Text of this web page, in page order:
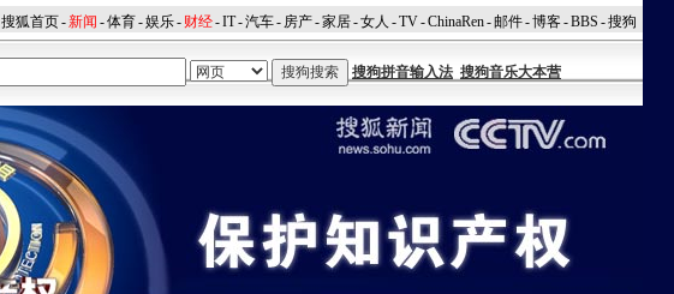
搜狐首页-新闻 -体育-娱乐- 财经-IT-汽车- 房产-家居-女人 -TV-ChinaRen-邮件-博客-BBS -搜狗
搜狗拼音输入法 搜狗音乐大本营